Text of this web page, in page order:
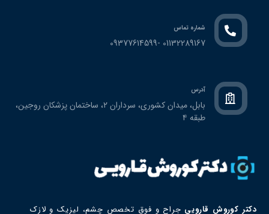
شماره تماس
01132289167 -09377614599
آدرس
بابل، ميدان كشوري، سرداران ٢، ساختمان پزشكان روجين،
طبقه ٤
دکتر كوروش قارويي جراح و فوق تخصص چشم، ليزيك و لازك